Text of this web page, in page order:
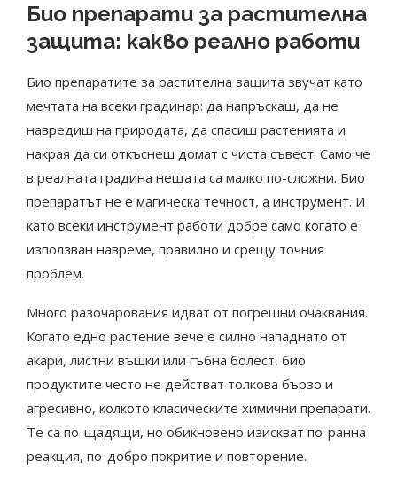
Био препарати за растителна
защита: какво реално работи
Био препаратите за растителна защита звучат като
мечтата на всеки градинар: да напръскаш, да не
навредиш на природата, да спасиш растенията и
накрая да си откъснеш домат с чиста съвест. Само че
в реалната градина нещата са малко по-сложни. Био
препаратът не е магическа течност, а инструмент. И
като всеки инструмент работи добре само когато е
използван навреме, правилно и срещу точния
проблем.
Много разочарования идват от погрешни очаквания.
Когато едно растение вече е силно нападнато от
акари, листни въшки или гъбна болест, био
продуктите често не действат толкова бързо и
агресивно, колкото класическите химични препарати.
Те са по-щадящи, но обикновено изискват по-ранна
реакция, по-добро покритие и повторение.